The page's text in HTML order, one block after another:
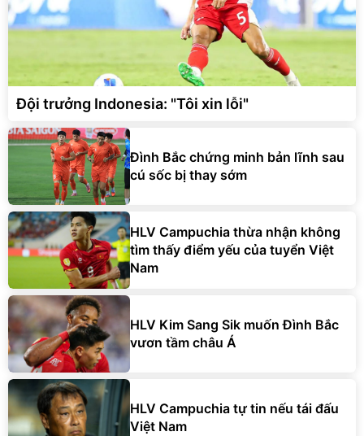
Đội trưởng Indonesia: "Tôi xin lỗi"
Đình Bắc chứng minh bản lĩnh sau
cú sốc bị thay sớm
HLV Campuchia thừa nhận không
tìm thấy điểm yếu của tuyển Việt
Nam
HLV Kim Sang Sik muốn Đình Bắc
vươn tầm châu Á
HLV Campuchia tự tin nếu tái đấu
Việt Nam